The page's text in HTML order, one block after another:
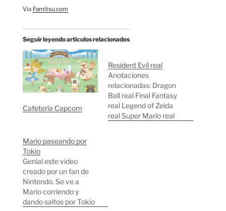
Via Famitsu.com
Seguir leyendo artículos relacionados
Cafetería Capcom
Resident Evil real
Anotaciones
relacionadas: Dragon
Ball real Final Fantasy
real Legend of Zelda
real Super Mario real
Mario paseando por
Tokio
Genial este video
creado por un fan de
Nintendo. Se ve a
Mario corriendo y
dando saltos por Tokio